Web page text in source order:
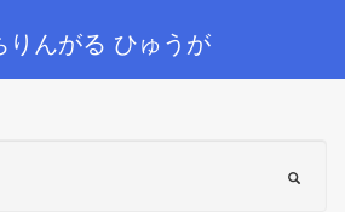
りんがる ひゅうが